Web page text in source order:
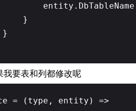
}
}
我要表和列都修改呢
= (type, entity) =>